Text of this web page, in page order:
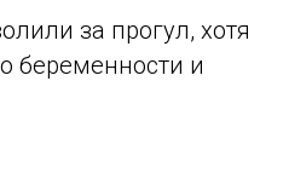
за прогул, хотя
беременности и